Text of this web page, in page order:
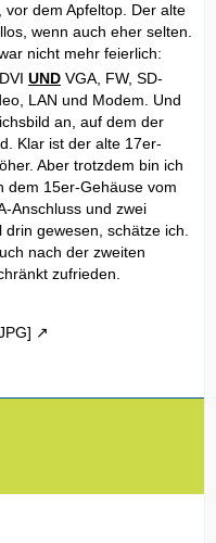
dem Apfeltop. Der alte
wenn auch eher selten.
nicht mehr feierlich:
UND VGA, FW, SD-
LAN und Modem. Und
an, auf dem der
Klar ist der alte 17er-
Aber trotzdem bin ich
dem 15er-Gehäuse vom
Anschluss und zwei
gewesen, schätze ich.
nach der zweiten
zufrieden.